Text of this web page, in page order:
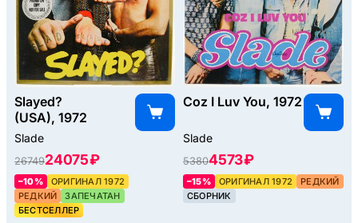
Slayed?
(USA), 1972
Slade
2674924075 ₽
–10%
ОРИГИНАЛ 1972
РЕДКИЙ
ЗАПЕЧАТАН
БЕСТСЕЛЛЕР
Coz I Luv You, 1972
Slade
53804573 ₽
–15% ОРИГИНАЛ 1972
РЕДКИЙ
СБОРНИК